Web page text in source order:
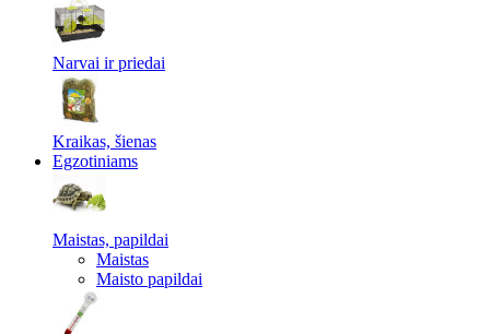
Narvai ir priedai
Kraikas, šienas
Egzotiniams
Maistas, papildai
Maistas
Maisto papildai